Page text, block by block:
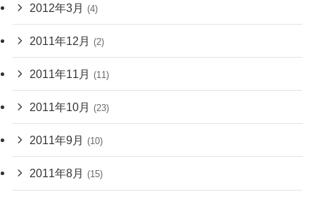
2012年3月 (4)
2011年12月 (2)
2011年11月 (11)
2011年10月 (23)
2011年9月 (10)
2011年8月 (15)